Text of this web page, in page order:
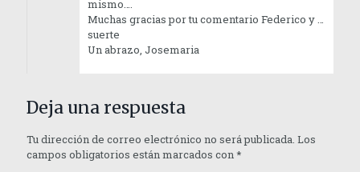
mismo….
Muchas gracias por tu comentario Federico y …
suerte
Un abrazo, Josemaria
Deja una respuesta
Tu dirección de correo electrónico no será publicada. Los
campos obligatorios están marcados con*